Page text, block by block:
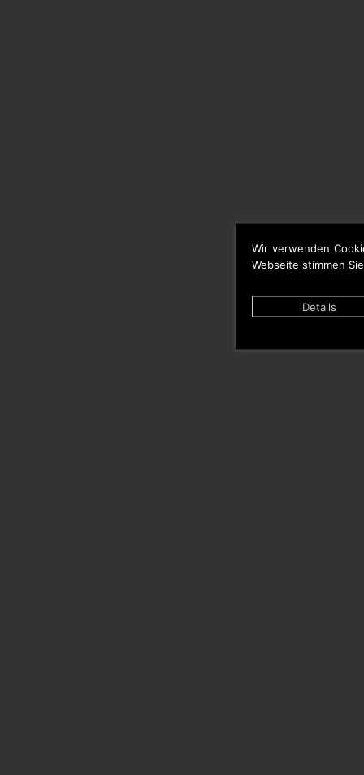
Wir verwenden
Webseite stimmen
Details